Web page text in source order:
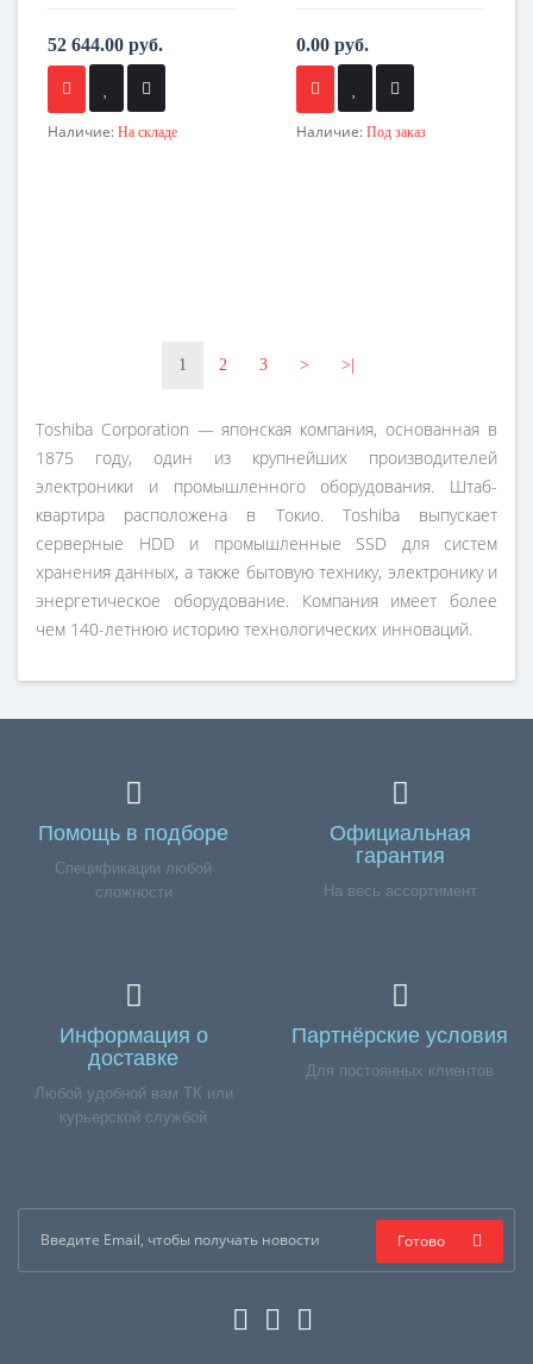
52 644.00 руб.
Наличие: На складе
0.00 руб.
Наличие: Под заказ
1 2 3 > >|
Toshiba Corporation — японская компания, основанная в
1875 году, один из крупнейших производителей
электроники и промышленного оборудования. Штаб-
квартира расположена в Токио. Toshiba выпускает
серверные HDD и промышленные SSD для систем
хранения данных, а также бытовую технику, электронику и
энергетическое оборудование. Компания имеет более
чем 140-летнюю историю технологических инноваций.
Помощь в подборе
Спецификации любой
сложности
Официальная
гарантия
На весь ассортимент
Информация о
доставке
Любой удобной вам ТК или
курьерской службой
Партнёрские условия
Для постоянных клиентов
Готово